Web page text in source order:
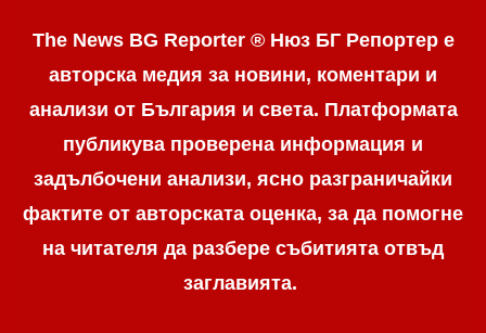
The News BG Reporter ® Нюз БГ Репортер е
авторска медия за новини, коментари и
анализи от България и света. Платформата
публикува проверена информация и
задълбочени анализи, ясно разграничaйки
фактите от авторската оценка, за да помогне
на читателя да разбере събитията отвъд
заглавията.